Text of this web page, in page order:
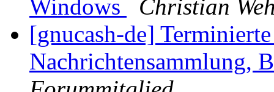
Windows
Christian
[gnucash-de]
Nachrichtensammlung,